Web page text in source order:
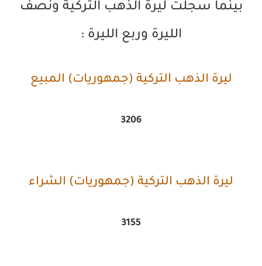
بينما سجلت ليرة الذهب التركية ونصف
الليرة وربع الليرة :
ليرة الذهب التركية (جمهوريات) المبيع
3206
ليرة الذهب التركية (جمهوريات) الشراء
3155